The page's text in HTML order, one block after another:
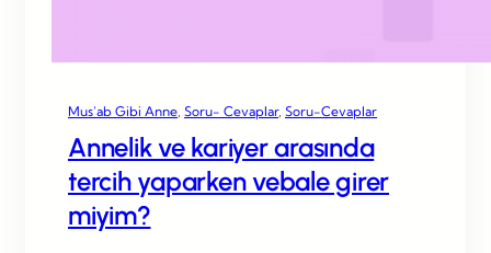
Mus’ab Gibi Anne Soru- Cevaplar, Soru-Cevaplar
Annelik ve kariyer arasında
tercih yaparken vebale girer
miyim?